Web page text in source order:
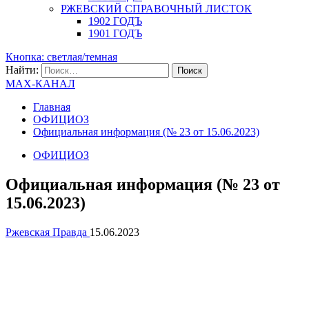
РЖЕВСКИЙ СПРАВОЧНЫЙ ЛИСТОК
1902 ГОДЪ
1901 ГОДЪ
Кнопка: светлая/темная
Найти:
MAX-КАНАЛ
Главная
ОФИЦИОЗ
Официальная информация (№ 23 от 15.06.2023)
ОФИЦИОЗ
Официальная информация (№ 23 от
15.06.2023)
Ржевская Правда 15.06.2023